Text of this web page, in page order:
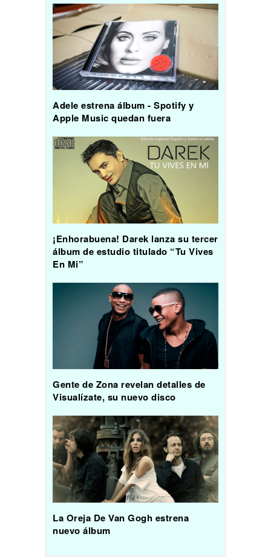
Adele estrena álbum - Spotify y
Apple Music quedan fuera
¡Enhorabuena! Darek lanza su tercer
álbum de estudio titulado “Tu Vives
En Mi”
Gente de Zona revelan detalles de
Visualízate, su nuevo disco
La Oreja De Van Gogh estrena
nuevo álbum